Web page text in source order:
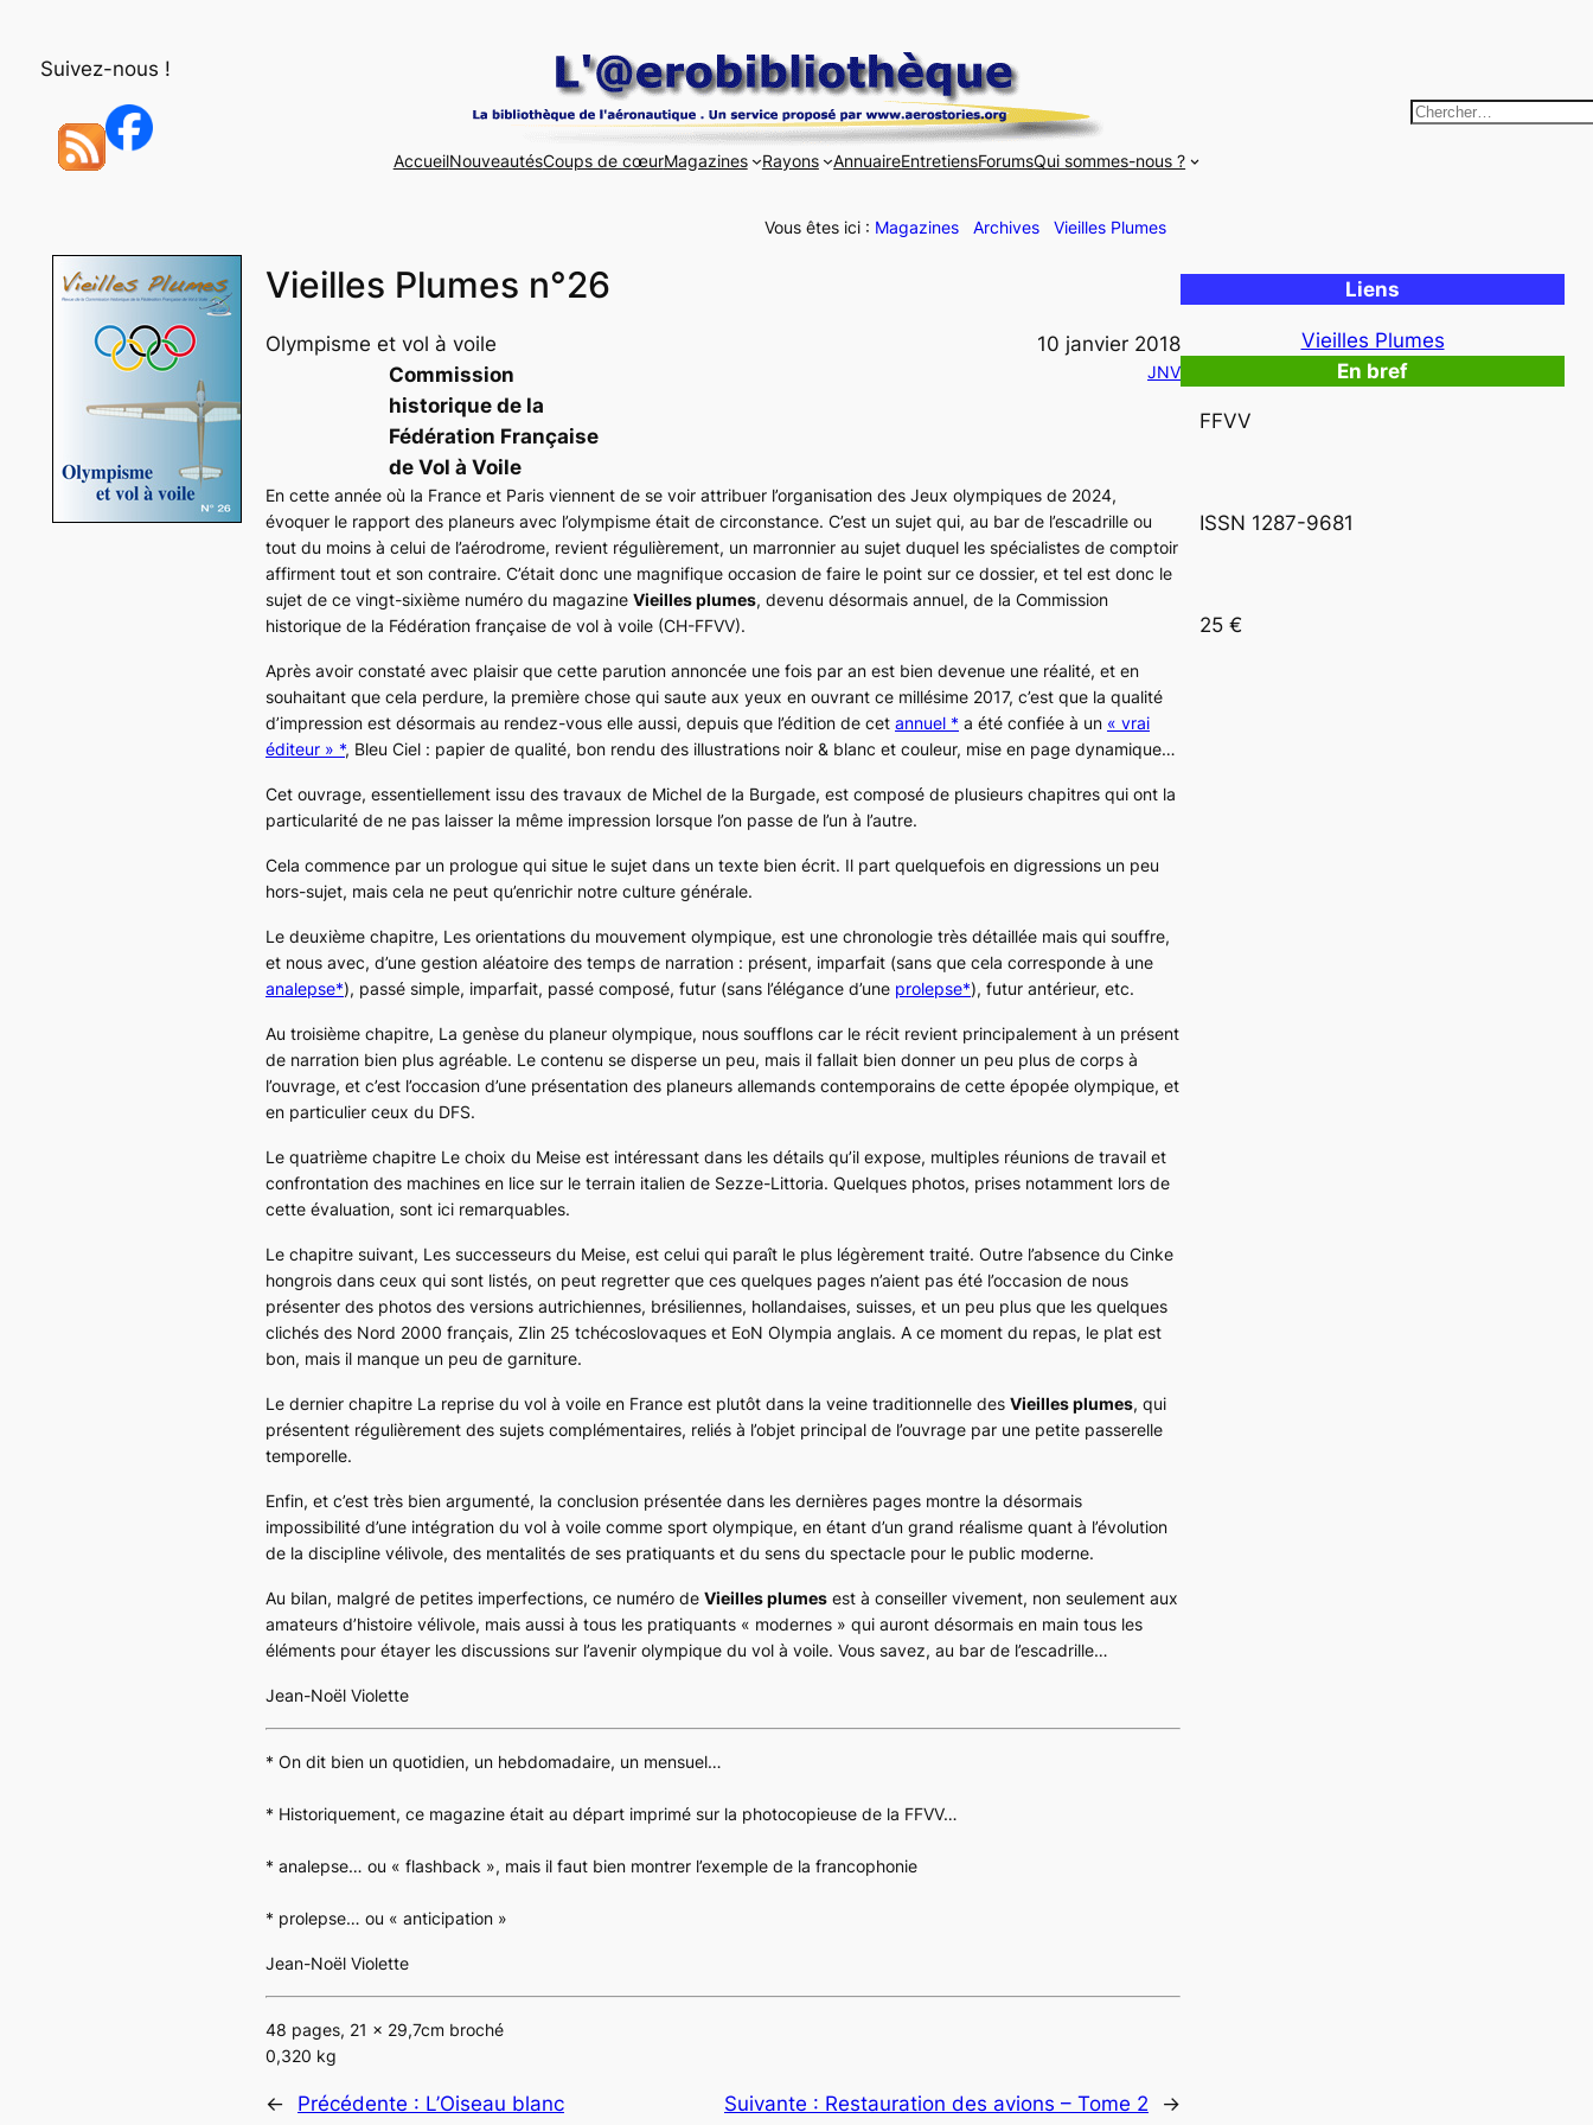
Suivez-nous !
AccueilNouveautésCoups de cœurMagazines Rayons AnnuaireEntretiensForumsQui sommes-nous ?
R
r
c
e
r
Vous êtes ici : Magazines Archives Vieilles Plumes
Vieilles Plumes n°26
Olympisme et vol à voile
Commission
historique de la
Fédération Française
de Vol à Voile
10 janvier 2018
JNV
En cette année où la France et Paris viennent de se voir attribuer l’organisation des Jeux olympiques de 2024,
évoquer le rapport des planeurs avec l’olympisme était de circonstance. C’est un sujet qui, au bar de l’escadrille ou
tout du moins à celui de l’aérodrome, revient régulièrement, un marronnier au sujet duquel les spécialistes de comptoir
affirment tout et son contraire. C’était donc une magnifique occasion de faire le point sur ce dossier, et tel est donc le
sujet de ce vingt-sixième numéro du magazine Vieilles plumes, devenu désormais annuel, de la Commission
historique de la Fédération française de vol à voile (CH-FFVV).
Après avoir constaté avec plaisir que cette parution annoncée une fois par an est bien devenue une réalité, et en
souhaitant que cela perdure, la première chose qui saute aux yeux en ouvrant ce millésime 2017, c’est que la qualité
d’impression est désormais au rendez-vous elle aussi, depuis que l’édition de cet annuel * a été confiée à un « vrai
éditeur » *, Bleu Ciel : papier de qualité, bon rendu des illustrations noir & blanc et couleur, mise en page dynamique…
Cet ouvrage, essentiellement issu des travaux de Michel de la Burgade, est composé de plusieurs chapitres qui ont la
particularité de ne pas laisser la même impression lorsque l’on passe de l’un à l’autre.
Cela commence par un prologue qui situe le sujet dans un texte bien écrit. Il part quelquefois en digressions un peu
hors-sujet, mais cela ne peut qu’enrichir notre culture générale.
Le deuxième chapitre, Les orientations du mouvement olympique, est une chronologie très détaillée mais qui souffre,
et nous avec, d’une gestion aléatoire des temps de narration : présent, imparfait (sans que cela corresponde à une
analepse*), passé simple, imparfait, passé composé, futur (sans l’élégance d’une prolepse*), futur antérieur, etc.
Au troisième chapitre, La genèse du planeur olympique, nous soufflons car le récit revient principalement à un présent
de narration bien plus agréable. Le contenu se disperse un peu, mais il fallait bien donner un peu plus de corps à
l’ouvrage, et c’est l’occasion d’une présentation des planeurs allemands contemporains de cette épopée olympique, et
en particulier ceux du DFS.
Le quatrième chapitre Le choix du Meise est intéressant dans les détails qu’il expose, multiples réunions de travail et
confrontation des machines en lice sur le terrain italien de Sezze-Littoria. Quelques photos, prises notamment lors de
cette évaluation, sont ici remarquables.
Le chapitre suivant, Les successeurs du Meise, est celui qui paraît le plus légèrement traité. Outre l’absence du Cinke
hongrois dans ceux qui sont listés, on peut regretter que ces quelques pages n’aient pas été l’occasion de nous
présenter des photos des versions autrichiennes, brésiliennes, hollandaises, suisses, et un peu plus que les quelques
clichés des Nord 2000 français, Zlin 25 tchécoslovaques et EoN Olympia anglais. A ce moment du repas, le plat est
bon, mais il manque un peu de garniture.
Le dernier chapitre La reprise du vol à voile en France est plutôt dans la veine traditionnelle des Vieilles plumes, qui
présentent régulièrement des sujets complémentaires, reliés à l’objet principal de l’ouvrage par une petite passerelle
temporelle.
Enfin, et c’est très bien argumenté, la conclusion présentée dans les dernières pages montre la désormais
impossibilité d’une intégration du vol à voile comme sport olympique, en étant d’un grand réalisme quant à l’évolution
de la discipline vélivole, des mentalités de ses pratiquants et du sens du spectacle pour le public moderne.
Au bilan, malgré de petites imperfections, ce numéro de Vieilles plumes est à conseiller vivement, non seulement aux
amateurs d’histoire vélivole, mais aussi à tous les pratiquants « modernes » qui auront désormais en main tous les
éléments pour étayer les discussions sur l’avenir olympique du vol à voile. Vous savez, au bar de l’escadrille…
Jean-Noël Violette
* On dit bien un quotidien, un hebdomadaire, un mensuel…
* Historiquement, ce magazine était au départ imprimé sur la photocopieuse de la FFVV…
* analepse… ou « flashback », mais il faut bien montrer l’exemple de la francophonie
* prolepse… ou « anticipation »
Jean-Noël Violette
48 pages, 21 x 29,7cm broché
0,320 kg
← Précédente : L’Oiseau blanc Suivante : Restauration des avions – Tome 2 →
Liens
Vieilles Plumes
En bref
FFVV
ISSN 1287-9681
25 €